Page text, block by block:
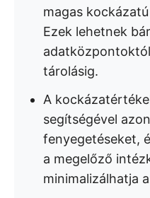
magas
Ezek lehetnek
tárolásig.
A
segítségével
fenyegetéseket,
a megelőző
minimalizálhatja